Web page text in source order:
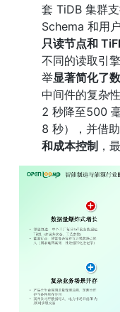
套 TiDB 集群
Schema 和用
只读节点和
不同的读取引
举显著简化了
中间件的复杂性
2 秒降至500
8 秒），并借
和成本控制 ，